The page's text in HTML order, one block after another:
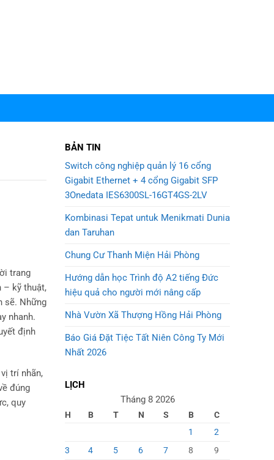
trang
– kỹ thuật,
sẽ. Những
nhanh.
định
trí nhãn,
đúng
quy
BẢN TIN
Switch công nghiệp quản lý 16 cổng
Gigabit Ethernet + 4 cổng Gigabit SFP
3Onedata IES6300SL-16GT4GS-2LV
Kombinasi Tepat untuk Menikmati Dunia
dan Taruhan
Chung Cư Thanh Miện Hải Phòng
Hướng dẫn học Trình độ A2 tiếng Đức
hiệu quả cho người mới nâng cấp
Nhà Vườn Xã Thượng Hồng Hải Phòng
Báo Giá Đặt Tiệc Tất Niên Công Ty Mới
Nhất 2026
LỊCH
Tháng 8 2026
H B T N S B
C
1
2
3
4 5 6 7 8
9